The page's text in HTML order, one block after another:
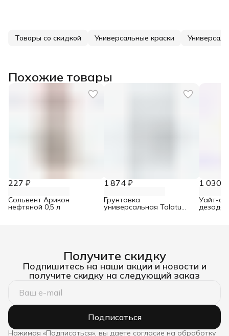
Товары со скидкой Универсальные краски
Похожие товары
227 ₽
Сольвент Арикон
нефтяной 0,5 л
1 874 ₽
Грунтовка
универсальная Talatu
1 030 ₽
Уайт-
Получите скидку
Подпишитесь на наши акции и новости и
получите скидку на следующий заказ
Подписаться
Нажимая «Подписаться», вы даете согласие на обработку